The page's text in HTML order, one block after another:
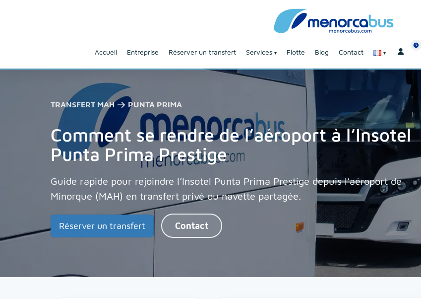
Accueil Entreprise Réserver un transfert Services Flotte Blog Contact
TRANSFERT MAH → PUNTA PRIMA
Comment se rendre de l’aéroport à l’Insotel
Punta Prima Prestige
Guide rapide pour rejoindre l’Insotel Punta Prima Prestige depuis l’aéroport de
Minorque (MAH) en transfert privé ou navette partagée.
Réserver un transfert Contact